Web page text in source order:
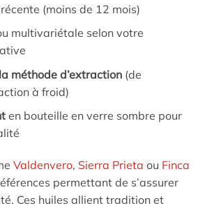
(moins de 12 mois)
multivariétale selon votre
méthode d’extraction(de
à froid)
en bouteille en verre sombre pour
Valdenvero, Sierra Prieta ou Finca
permettant de s’assurer
Ces huiles allient tradition et